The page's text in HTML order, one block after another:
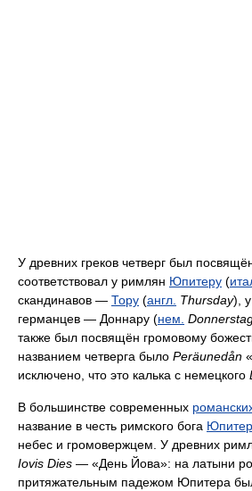
У древних греков четверг был
соответствовал у римлян Юпитеру (
скандинавов — Тору (англ. Thursday),
германцев — Доннару (нем.
также был посвящён громовому
названием четверга было Peräunedån
исключено, что это калька с немецкого
В большинстве современных
название в честь римского бога
небес и громовержцем. У древних
Iovis Dies — «День Йова»: на латыни
притяжательным падежом Юпитера